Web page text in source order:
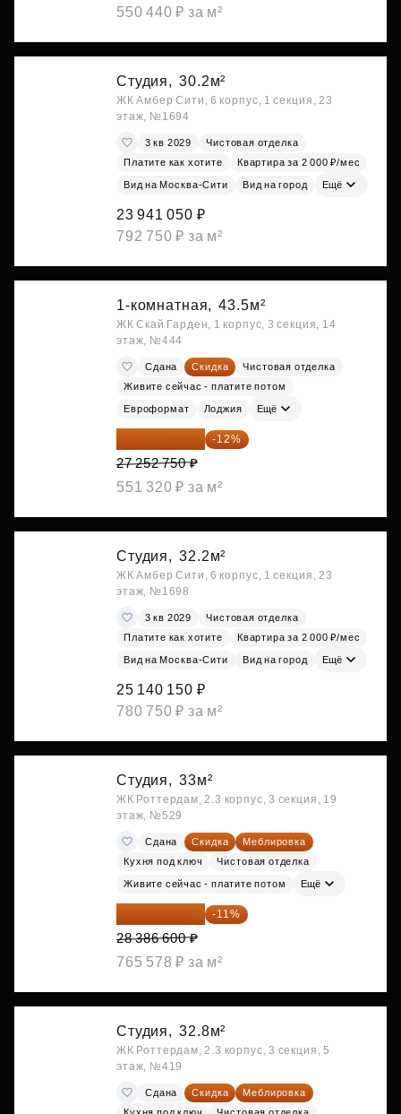
550 440 ₽ за м²
Студия, 30.2м²
ЖК Амбер Сити, 6 корпус, 1 секция, 23
этаж, №1694
3 кв 2029
Чистовая отделка
Платите как хотите
Квартира за 2 000 ₽/мес
Вид на Москва-Сити Вид на город Ещё
23 941 050 ₽
792 750 ₽ за м²
1-комнатная, 43.5м²
ЖК Скай Гарден, 1 корпус, 3 секция, 14
этаж, №444
Сдана Скидка
Чистовая отделка
Живите сейчас - платите потом
Евроформат Лоджия Ещё
23 982 420 ₽ -12%
27 252 750 ₽
551 320 ₽ за м²
Студия, 32.2м²
ЖК Амбер Сити, 6 корпус, 1 секция, 23
этаж, №1698
3 кв 2029
Чистовая отделка
Платите как хотите
Квартира за 2 000 ₽/мес
Вид на Москва-Сити Вид на город Ещё
25 140 150 ₽
780 750 ₽ за м²
Студия, 33м²
ЖК Роттердам, 2.3 корпус, 3 секция, 19
этаж, №529
Сдана Скидка
Меблировка
Кухня под ключ
Чистовая отделка
Живите сейчас - платите потом Ещё
25 264 074 ₽ -11%
28 386 600 ₽
765 578 ₽ за м²
Студия, 32.8м²
ЖК Роттердам, 2.3 корпус, 3 секция, 5
этаж, №419
Сдана Скидка
Меблировка